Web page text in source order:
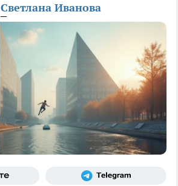
Светлана Иванова